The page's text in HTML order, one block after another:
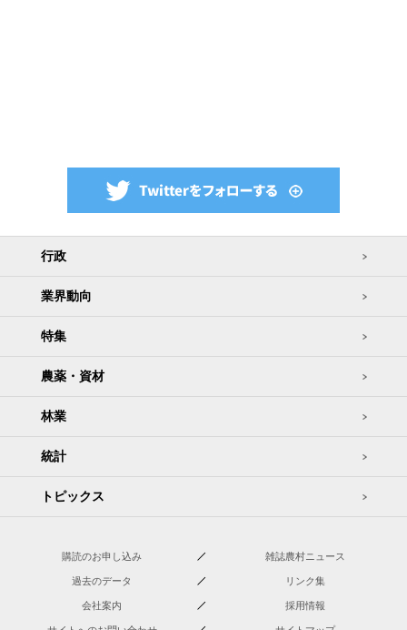
行政
業界動向
特集
農薬・資材
林業
統計
トピックス
購読のお申し込み 雑誌農村ニュース
過去のデータ リンク集
会社案内 採用情報